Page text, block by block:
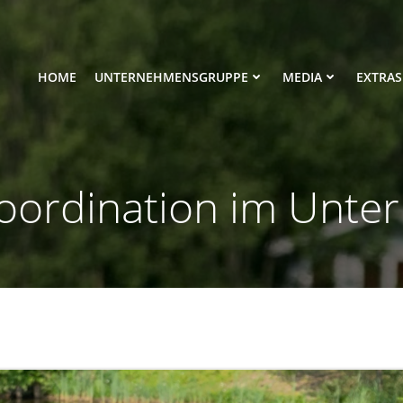
HOME UNTERNEHMENSGRUPPE MEDIA EXTRAS
im